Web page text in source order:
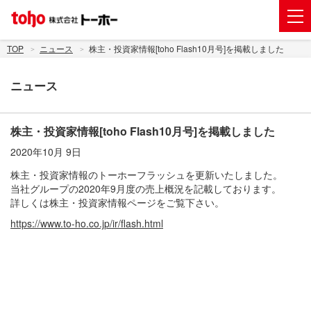
会社案内
株主・投資家情報
トーホーグループのサステナビリティ
ニュース
採用情報
TOP ニュース 株主・投資家情報[toho Flash10月号]を掲載しました
ニュース
株主・投資家情報[toho Flash10月号]を掲載しました
2020年10月 9日
株主・投資家情報のトーホーフラッシュを更新いたしました。
当社グループの2020年9月度の売上概況を記載しております。
詳しくは株主・投資家情報ページをご覧下さい。
https://www.to-ho.co.jp/ir/flash.html